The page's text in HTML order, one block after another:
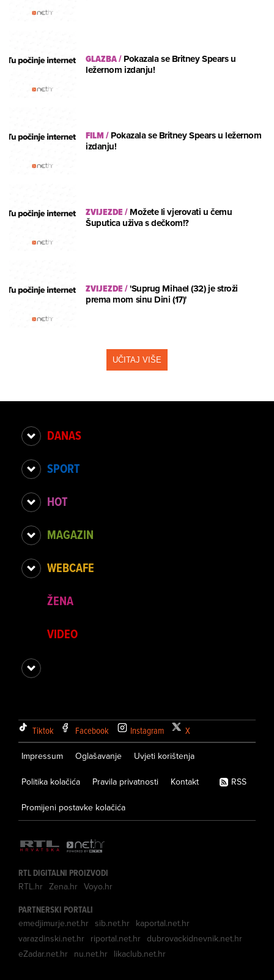
GLAZBA/Pokazala se Britney Spears u
ležernom izdanju!
FILM/Pokazala se Britney Spears u ležernom
izdanju!
ZVIJEZDE/Možete li vjerovati u čemu
Šuputica uživa s dečkom!?
ZVIJEZDE/'Suprug Mihael (32) je stroži
prema mom sinu Dini (17)'
UČITAJ VIŠE
DANAS
SPORT
HOT
MAGAZIN
WEBCAFE
ŽENA
VIDEO
Tiktok Facebook Instagram X
Impressum Oglašavanje Uvjeti korištenja
Politika kolačića Pravila privatnosti Kontakt
Promijeni postavke kolačića
RSS
RTL DIGITALNI PROIZVODI
RTL.hr Zena.hr Voyo.hr
PARTNERSKI PORTALI
emedjimurje.net.hr sib.net.hr kaportal.net.hr
varazdinski.net.hr riportal.net.hr dubrovackidnevnik.net.hr
eZadar.net.hr nu.net.hr likaclub.net.hr